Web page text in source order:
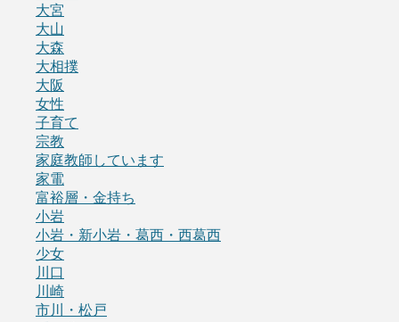
大宮
大山
大森
大相撲
大阪
女性
子育て
宗教
家庭教師しています
家電
富裕層・金持ち
小岩
小岩・新小岩・葛西・西葛西
少女
川口
川崎
市川・松戸